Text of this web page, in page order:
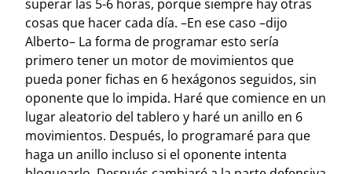
superar las 5-6 horas, porque siempre hay otras
cosas que hacer cada día. –En ese caso –dijo
Alberto– La forma de programar esto sería
primero tener un motor de movimientos que
pueda poner fichas en 6 hexágonos seguidos, sin
oponente que lo impida. Haré que comience en un
lugar aleatorio del tablero y haré un anillo en 6
movimientos. Después, lo programaré para que
haga un anillo incluso si el oponente intenta